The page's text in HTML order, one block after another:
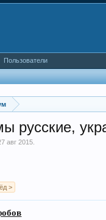
авг 2015
>
Пользователи